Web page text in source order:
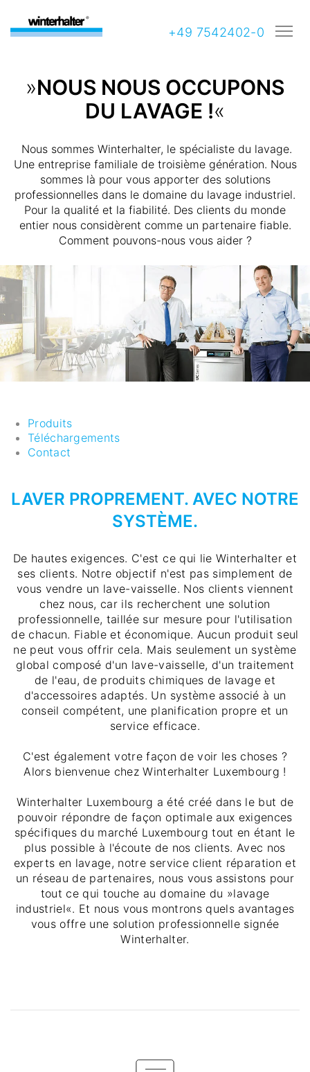
+49 7542402-0
»NOUS NOUS OCCUPONS
DU LAVAGE !«
Nous sommes Winterhalter, le spécialiste du lavage.
Une entreprise familiale de troisième génération. Nous
sommes là pour vous apporter des solutions
professionnelles dans le domaine du lavage industriel.
Pour la qualité et la fiabilité. Des clients du monde
entier nous considèrent comme un partenaire fiable.
Comment pouvons-nous vous aider ?
Produits
Téléchargements
Contact
LAVER PROPREMENT. AVEC NOTRE
SYSTÈME.
De hautes exigences. C'est ce qui lie Winterhalter et
ses clients. Notre objectif n'est pas simplement de
vous vendre un lave-vaisselle. Nos clients viennent
chez nous, car ils recherchent une solution
professionnelle, taillée sur mesure pour l'utilisation
de chacun. Fiable et économique. Aucun produit seul
ne peut vous offrir cela. Mais seulement un système
global composé d'un lave-vaisselle, d'un traitement
de l'eau, de produits chimiques de lavage et
d'accessoires adaptés. Un système associé à un
conseil compétent, une planification propre et un
service efficace.
C'est également votre façon de voir les choses ?
Alors bienvenue chez Winterhalter Luxembourg !
Winterhalter Luxembourg a été créé dans le but de
pouvoir répondre de façon optimale aux exigences
spécifiques du marché Luxembourg tout en étant le
plus possible à l'écoute de nos clients. Avec nos
experts en lavage, notre service client réparation et
un réseau de partenaires, nous vous assistons pour
tout ce qui touche au domaine du »lavage
industriel«. Et nous vous montrons quels avantages
vous offre une solution professionnelle signée
Winterhalter.